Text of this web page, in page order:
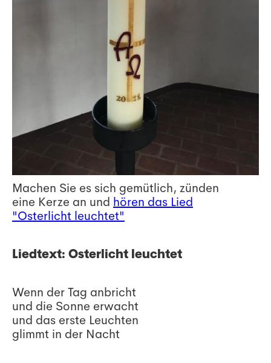
Machen Sie es sich gemütlich, zünden
eine Kerze an und hören das Lied
"Osterlicht leuchtet"
Liedtext: Osterlicht leuchtet
Wenn der Tag anbricht
und die Sonne erwacht
und das erste Leuchten
glimmt in der Nacht